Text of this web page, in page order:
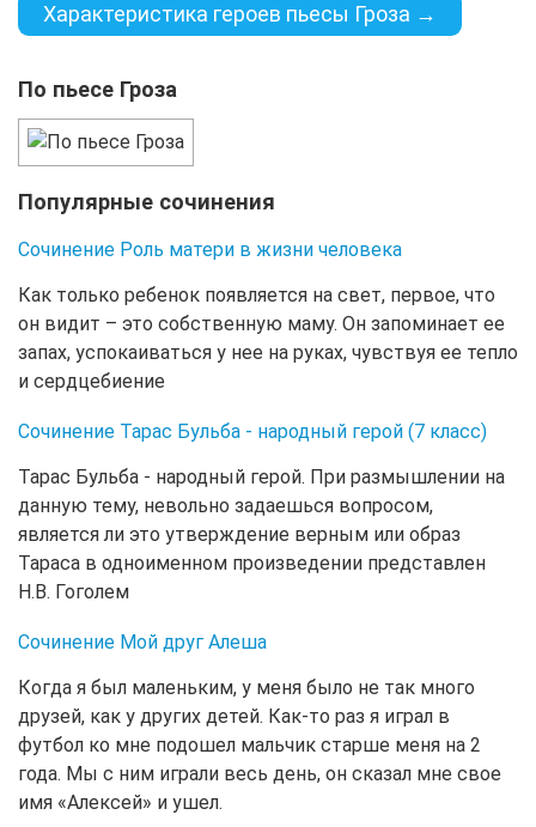
Характеристика героев пьесы Гроза →
По пьесе Гроза
Популярные сочинения
Сочинение Роль матери в жизни человека
Как только ребенок появляется на свет, первое, что
он видит – это собственную маму. Он запоминает ее
запах, успокаиваться у нее на руках, чувствуя ее тепло
и сердцебиение
Сочинение Тарас Бульба - народный герой (7 класс)
Тарас Бульба - народный герой. При размышлении на
данную тему, невольно задаешься вопросом,
является ли это утверждение верным или образ
Тараса в одноименном произведении представлен
Н.В. Гоголем
Сочинение Мой друг Алеша
Когда я был маленьким, у меня было не так много
друзей, как у других детей. Как-то раз я играл в
футбол ко мне подошел мальчик старше меня на 2
года. Мы с ним играли весь день, он сказал мне свое
имя «Алексей» и ушел.